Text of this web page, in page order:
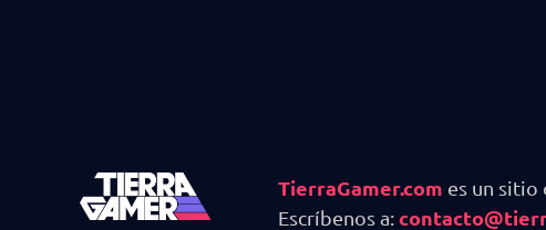
TierraGamer.com es un sitio
Escríbenos a: